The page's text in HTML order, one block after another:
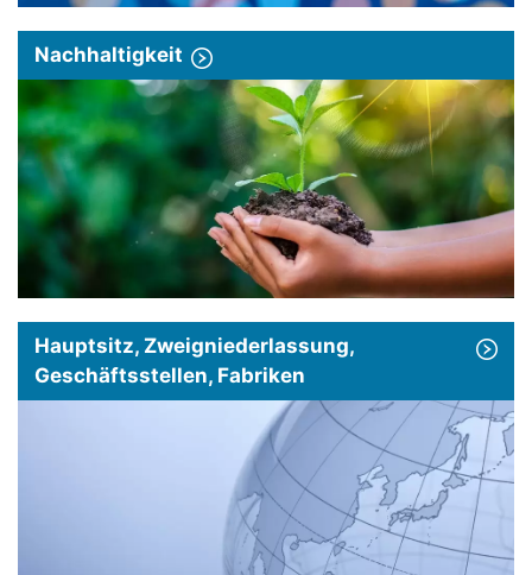
Nachhaltigkeit
Hauptsitz, Zweigniederlassung,
Geschäftsstellen, Fabriken